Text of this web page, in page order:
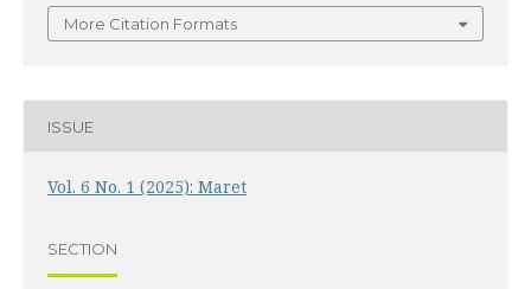
More Citation Formats
ISSUE
Vol. 6 No. 1 (2025): Maret
SECTION